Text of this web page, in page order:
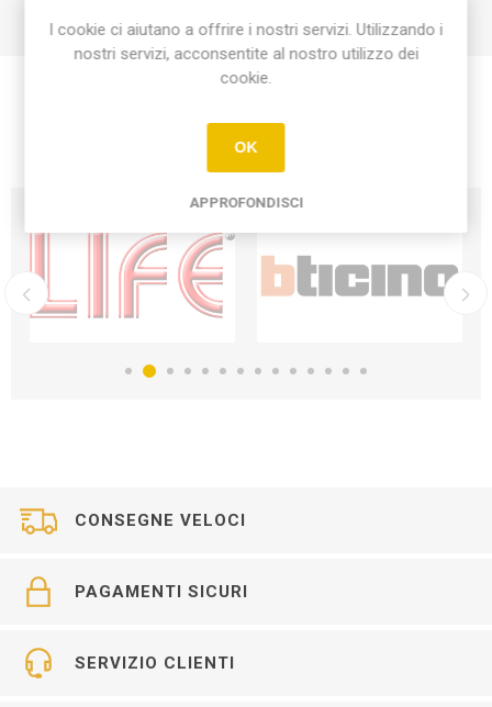
CONSEGNE VELOCI
PAGAMENTI SICURI
SERVIZIO CLIENTI
I cookie ci aiutano a offrire i nostri servizi. Utilizzando i
nostri servizi, acconsentite al nostro utilizzo dei
cookie.
OK
APPROFONDISCI